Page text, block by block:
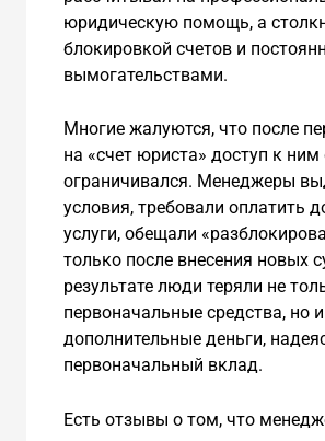
юридическую помощь, а
блокировкой счетов и
вымогательствами.
Многие жалуются, что после
на «счет юриста» доступ к ним
ограничивался. Менеджеры
условия, требовали оплатить
услуги, обещали
только после внесения новых
результате люди теряли не
первоначальные средства, но и
дополнительные деньги,
первоначальный вклад.
Есть отзывы о том, что